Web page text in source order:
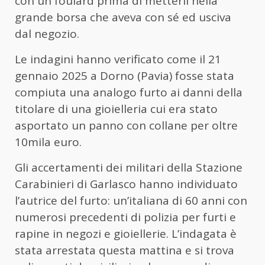
grande borsa che aveva con sé ed usciva
dal negozio.
Le indagini hanno verificato come il 21
gennaio 2025 a Dorno (Pavia) fosse stata
compiuta una analogo furto ai danni della
titolare di una gioielleria cui era stato
asportato un panno con collane per oltre
10mila euro.
Gli accertamenti dei militari della Stazione
Carabinieri di Garlasco hanno individuato
l’autrice del furto: un’italiana di 60 anni con
numerosi precedenti di polizia per furti e
rapine in negozi e gioiellerie. L’indagata è
stata arrestata questa mattina e si trova